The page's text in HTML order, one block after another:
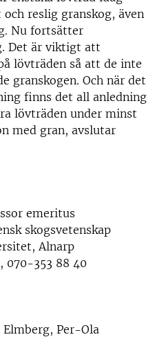
reslig granskog, även
Nu fortsätter
Det är viktigt att
lövträden så att de inte
granskogen. Och när det
finns det all anledning
lövträden under minst
med gran, avslutar
emeritus
skogsvetenskap
Alnarp
, 070-353 88 40
Per-Ola